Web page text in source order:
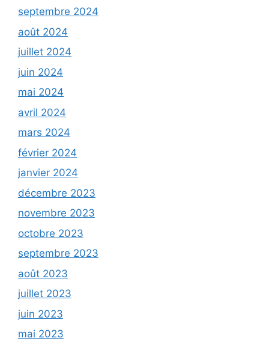
septembre 2024
août 2024
juillet 2024
juin 2024
mai 2024
avril 2024
mars 2024
février 2024
janvier 2024
décembre 2023
novembre 2023
octobre 2023
septembre 2023
août 2023
juillet 2023
juin 2023
mai 2023